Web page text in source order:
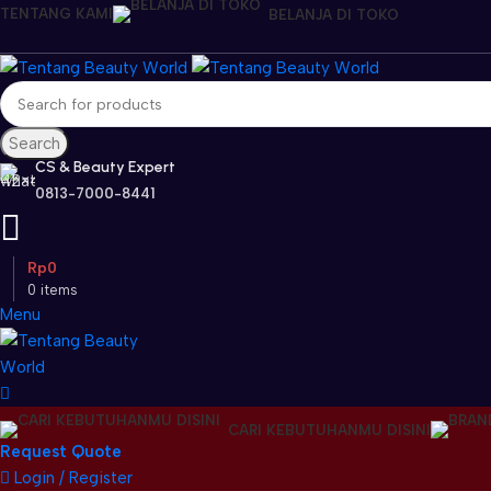
TENTANG KAMI
BELANJA DI TOKO
Search
CS & Beauty Expert
0813-7000-8441
0 items
Rp0
Menu
CARI KEBUTUHANMU DISINI
Request Quote
Login / Register